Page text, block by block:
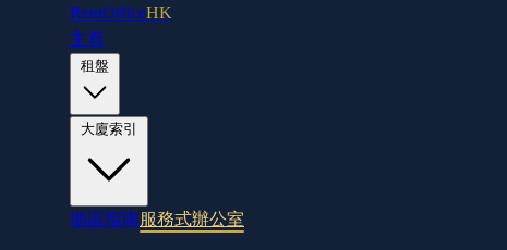
RentOfficeHK
主頁
地區指南服務式辦公室